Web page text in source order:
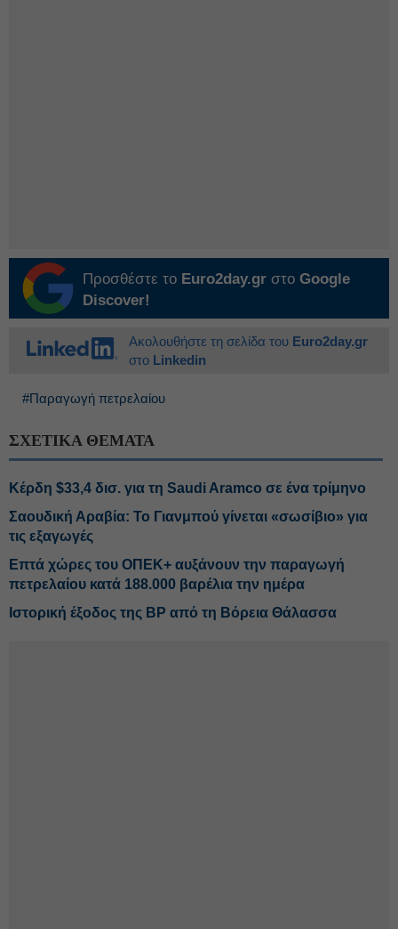
Προσθέστε το Euro2day.gr στο Google
Discover!
Ακολουθήστε τη σελίδα του Euro2day.gr
στο Linkedin
#Παραγωγή πετρελαίου
ΣΧΕΤΙΚΑ ΘΕΜΑΤΑ
Κέρδη $33,4 δισ. για τη Saudi Aramco σε ένα τρίμηνο
Σαουδική Αραβία: Το Γιανμπού γίνεται «σωσίβιο» για
τις εξαγωγές
Επτά χώρες του ΟΠΕΚ+ αυξάνουν την παραγωγή
πετρελαίου κατά 188.000 βαρέλια την ημέρα
Ιστορική έξοδος της BP από τη Βόρεια Θάλασσα